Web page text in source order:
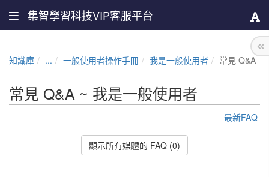
集智學習科技VIP客服平台
知識庫 ... 一般使用者操作手冊 我是一般使用者 常見 Q&A
常見 Q&A ~ 我是一般使用者
最新FAQ
顯示所有媒體的 FAQ (0)